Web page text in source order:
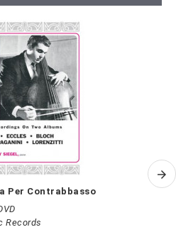
Per Contrabbasso
Records